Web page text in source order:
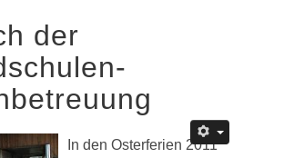
der
In den Osterferien 2011